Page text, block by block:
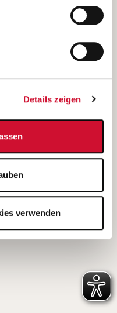
Details zeigen
verwenden
Unterfranken